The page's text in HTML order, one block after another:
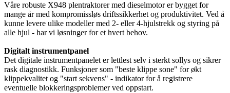
Våre robuste X948 plentraktorer med dieselmotor er bygget for
mange år med kompromissløs driftssikkerhet og produktivitet. Ved å
kunne levere ulike modeller med 2- eller 4-hjulstrekk og styring på
alle hjul - har vi løsninger for et hvert behov.
Digitalt instrumentpanel
Det digitale instrumentpanelet er lettlest selv i sterkt sollys og sikrer
rask diagnostikk. Funksjoner som "beste klippe sone" for økt
klippekvalitet og "start sekvens" - indikator for å registrere
eventuelle blokkeringsproblemer ved oppstart.